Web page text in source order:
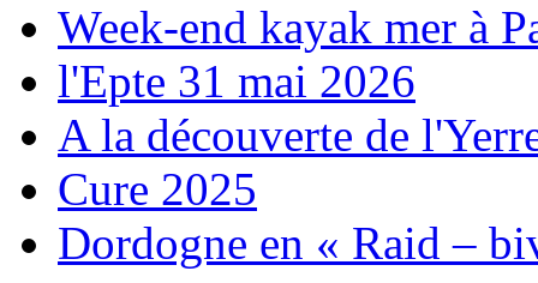
Week-end kayak mer à
l'Epte 31 mai 2026
A la découverte de
Cure 2025
Dordogne en « Raid –